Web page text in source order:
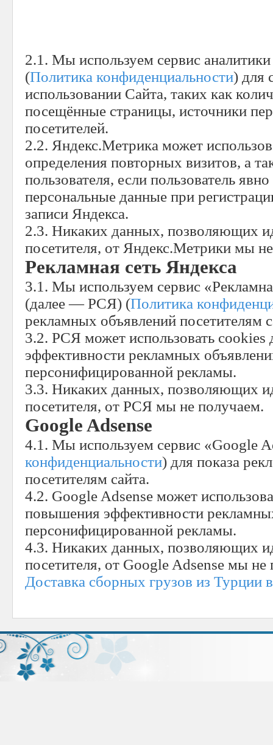
2.1. Мы используем сервис
(Политика конфиденциальности) для
использовании Сайта, таких как
посещённые страницы, источники
посетителей.
2.2. Яндекс.Метрика может
определения повторных визитов, а
пользователя, если пользователь
персональные данные при
записи Яндекса.
2.3. Никаких данных, позволяющих
посетителя, от Яндекс.Метрики мы
Рекламная сеть Яндекса
3.1. Мы используем сервис
(далее — РСЯ) (Политика
рекламных объявлений посетителям
3.2. РСЯ может использовать
эффективности рекламных
персонифицированной рекламы.
3.3. Никаких данных, позволяющих
посетителя, от РСЯ мы не получаем.
Google Adsense
4.1. Мы используем сервис «Google
конфиденциальности) для показа
посетителям сайта.
4.2. Google Adsense может
повышения эффективности
персонифицированной рекламы.
4.3. Никаких данных, позволяющих
посетителя, от Google Adsense мы не
Доставка сборных грузов из